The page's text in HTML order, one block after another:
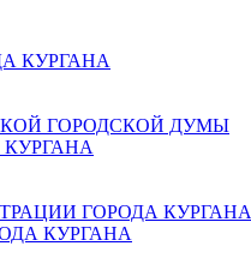
КУРГАНА
ГОРОДСКОЙ ДУМЫ
ГОРОДА КУРГАНА
КУРГАНА